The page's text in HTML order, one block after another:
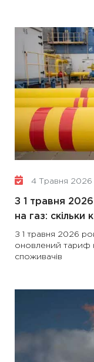
4 Травня 2026
З 1 травня
на газ:
З 1 травня 2026
оновлений тариф
споживачів